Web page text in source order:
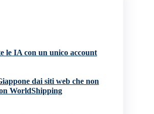
le IA con un unico account
dai siti web che non
WorldShipping